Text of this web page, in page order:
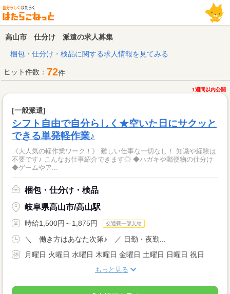
高山市 仕分け 派遣の求人募集
梱包・仕分け・検品に関する求人情報を見てみる
ヒット件数： 72件
1週間以内公開
[一般派遣]
シフト自由で自分らしく★空いた日にサクッと
できる単発軽作業♪
《大人気の軽作業ワーク！》 難しい仕事な一切なし！ 知識や経験は
不要です♪ こんなお仕事紹介できます◎ ◆ハガキや郵便物の仕分け
◆ゲームやア...
梱包・仕分け・検品
岐阜県高山市/高山駅
時給1,500円～1,875円 交通費一部支給
＼ 働き方はあなた次第♪ ／ 日勤・夜勤...
月曜日 火曜日 水曜日 木曜日 金曜日 土曜日 日曜日 祝日
もっと見る